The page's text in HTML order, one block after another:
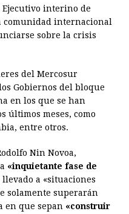
Ejecutivo interino de
comunidad internacional
sobre la crisis
del Mercosur
Gobiernos del bloque
en los que se han
últimos meses, como
entre otros.
Nin Novoa,
«inquietante fase de
a «situaciones
solamente superarán
en que sepan «construir